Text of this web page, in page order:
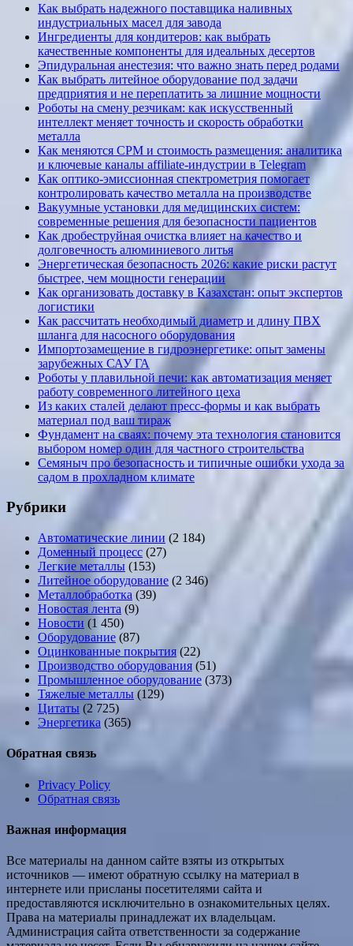
Как выбрать надежного поставщика наливных
индустриальных масел для завода
Ингредиенты для кондитеров: как выбрать
качественные компоненты для идеальных десертов
Эпидуральная анестезия: что важно знать перед родами
Как выбрать литейное оборудование под задачи
предприятия и не переплатить за лишние мощности
Роботы на смену резчикам: как искусственный
интеллект меняет точность и скорость обработки
металла
Как меняются CPM и стоимость размещения: аналитика
и ключевые каналы affiliate-индустрии в Telegram
Как оптико-эмиссионная спектрометрия помогает
контролировать качество металла на производстве
Вакуумные установки для медицинских систем:
современные решения для безопасности пациентов
Как дробеструйная очистка влияет на качество и
долговечность алюминиевого литья
Энергетическая безопасность 2026: какие риски растут
быстрее, чем мощности генерации
Как организовать доставку в Казахстан: опыт экспертов
логистики
Как рассчитать необходимый диаметр и длину ПВХ
шланга для насосного оборудования
Импортозамещение в гидроэнергетике: опыт замены
зарубежных САУ ГА
Роботы у плавильной печи: как автоматизация меняет
работу современного литейного цеха
Из каких сталей делают пресс-формы и как выбрать
материал под ваш тираж
Фундамент на сваях: почему эта технология становится
выбором номер один для частного строительства
Семяныч про безопасность и типичные ошибки ухода за
садом в прохладном климате
Рубрики
Автоматические линии (2 184)
Доменный процесс (27)
Легкие металлы (153)
Литейное оборудование (2 346)
Металлобработка (39)
Новостая лента (9)
Новости (1 450)
Оборудование (87)
Оцинкованные покрытия (22)
Производство оборудования (51)
Промышленное оборудование (373)
Тяжелые металлы (129)
Цитаты (2 725)
Энергетика (365)
Обратная связь
Privacy Policy
Обратная связь
Важная информация
Все материалы на данном сайте взяты из открытых
источников — имеют обратную ссылку на материал в
интернете или присланы посетителями сайта и
предоставляются исключительно в ознакомительных целях.
Права на материалы принадлежат их владельцам.
Администрация сайта ответственности за содержание